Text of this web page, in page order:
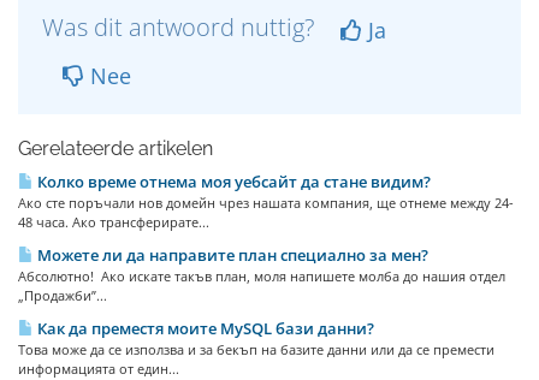
Was dit antwoord nuttig?
Ja
Nee
Gerelateerde artikelen
Колко време отнема моя уебсайт да стане видим?
Ако сте поръчали нов домейн чрез нашата компания, ще отнеме между 24-
48 часа. Ако трансферирате...
Можете ли да направите план специално за мен?
Абсолютно! Ако искате такъв план, моля напишете молба до нашия отдел
„Продажби”...
Как да преместя моите MySQL бази данни?
Това може да се използва и за бекъп на базите данни или да се премести
информацията от един...